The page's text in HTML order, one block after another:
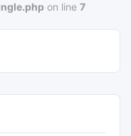
on line7